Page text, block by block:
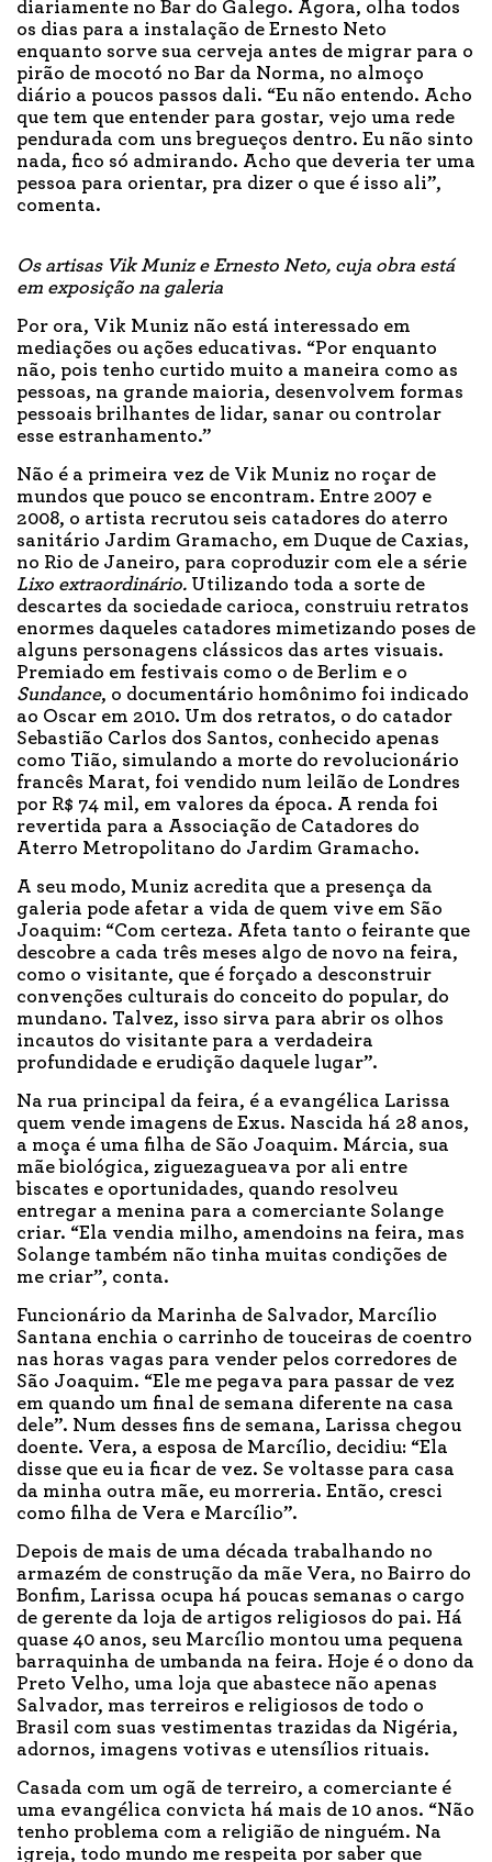
diariamente no Bar do Galego. Agora, olha todos
os dias para a instalação de Ernesto Neto
enquanto sorve sua cerveja antes de migrar para o
pirão de mocotó no Bar da Norma, no almoço
diário a poucos passos dali. “Eu não entendo. Acho
que tem que entender para gostar, vejo uma rede
pendurada com uns bregueços dentro. Eu não sinto
nada, fico só admirando. Acho que deveria ter uma
pessoa para orientar, pra dizer o que é isso ali”,
comenta.
Os artisas Vik Muniz e Ernesto Neto, cuja obra está
em exposição na galeria
Por ora, Vik Muniz não está interessado em
mediações ou ações educativas. “Por enquanto
não, pois tenho curtido muito a maneira como as
pessoas, na grande maioria, desenvolvem formas
pessoais brilhantes de lidar, sanar ou controlar
esse estranhamento.”
Não é a primeira vez de Vik Muniz no roçar de
mundos que pouco se encontram. Entre 2007 e
2008, o artista recrutou seis catadores do aterro
sanitário Jardim Gramacho, em Duque de Caxias,
no Rio de Janeiro, para coproduzir com ele a série
Lixo extraordinário. Utilizando toda a sorte de
descartes da sociedade carioca, construiu retratos
enormes daqueles catadores mimetizando poses de
alguns personagens clássicos das artes visuais.
Premiado em festivais como o de Berlim e o
Sundance, o documentário homônimo foi indicado
ao Oscar em 2010. Um dos retratos, o do catador
Sebastião Carlos dos Santos, conhecido apenas
como Tião, simulando a morte do revolucionário
francês Marat, foi vendido num leilão de Londres
por R$ 74 mil, em valores da época. A renda foi
revertida para a Associação de Catadores do
Aterro Metropolitano do Jardim Gramacho.
A seu modo, Muniz acredita que a presença da
galeria pode afetar a vida de quem vive em São
Joaquim: “Com certeza. Afeta tanto o feirante que
descobre a cada três meses algo de novo na feira,
como o visitante, que é forçado a desconstruir
convenções culturais do conceito do popular, do
mundano. Talvez, isso sirva para abrir os olhos
incautos do visitante para a verdadeira
profundidade e erudição daquele lugar”.
Na rua principal da feira, é a evangélica Larissa
quem vende imagens de Exus. Nascida há 28 anos,
a moça é uma filha de São Joaquim. Márcia, sua
mãe biológica, ziguezagueava por ali entre
biscates e oportunidades, quando resolveu
entregar a menina para a comerciante Solange
criar. “Ela vendia milho, amendoins na feira, mas
Solange também não tinha muitas condições de
me criar”, conta.
Funcionário da Marinha de Salvador, Marcílio
Santana enchia o carrinho de touceiras de coentro
nas horas vagas para vender pelos corredores de
São Joaquim. “Ele me pegava para passar de vez
em quando um final de semana diferente na casa
dele”. Num desses fins de semana, Larissa chegou
doente. Vera, a esposa de Marcílio, decidiu: “Ela
disse que eu ia ficar de vez. Se voltasse para casa
da minha outra mãe, eu morreria. Então, cresci
como filha de Vera e Marcílio”.
Depois de mais de uma década trabalhando no
armazém de construção da mãe Vera, no Bairro do
Bonfim, Larissa ocupa há poucas semanas o cargo
de gerente da loja de artigos religiosos do pai. Há
quase 40 anos, seu Marcílio montou uma pequena
barraquinha de umbanda na feira. Hoje é o dono da
Preto Velho, uma loja que abastece não apenas
Salvador, mas terreiros e religiosos de todo o
Brasil com suas vestimentas trazidas da Nigéria,
adornos, imagens votivas e utensílios rituais.
Casada com um ogã de terreiro, a comerciante é
uma evangélica convicta há mais de 10 anos. “Não
tenho problema com a religião de ninguém. Na
igreja, todo mundo me respeita por saber que